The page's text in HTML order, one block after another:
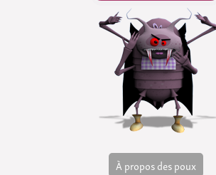
À propos des poux